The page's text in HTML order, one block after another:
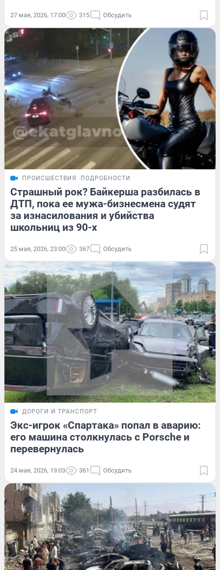
27 мая, 2026, 17:00 315 Обсудить
ПРОИСШЕСТВИЯ ПОДРОБНОСТИ
Страшный рок? Байкерша разбилась в
ДТП, пока ее мужа-бизнесмена судят
за изнасилования и убийства
школьниц из 90-х
25 мая, 2026, 23:00 367 Обсудить
ДОРОГИ И ТРАНСПОРТ
Экс-игрок «Спартака» попал в аварию:
его машина столкнулась с Porsche и
перевернулась
24 мая, 2026, 19:03 361 Обсудить